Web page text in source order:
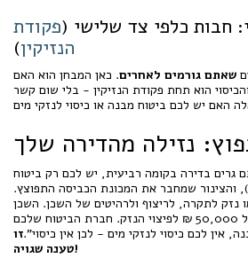
חבות כלפי צד שלישי (פקודת
הנזיקין)
שאתם גורמים לאחרים. כאן המבחן הוא האם
הוא תחת פקודת הנזיקין - בלי שום קשר
נזילה מהדירה שלך
גרים בדירה בקומה רביעית, יש לכם רק ביטוח
והצינור שמחבר את המכונת הכביסה התפוצץ.
נזק לתקרה, לריצוף ולרהיטים של השכן. השכן
הגיש נגדכם תביעה על 50,000 ₪ לפיצוי הנזק. חברת הביטוח שלכם
אין לכם כיסוי לנזקי מים - לכן אין כיסוי".זו
טענה שגויה!